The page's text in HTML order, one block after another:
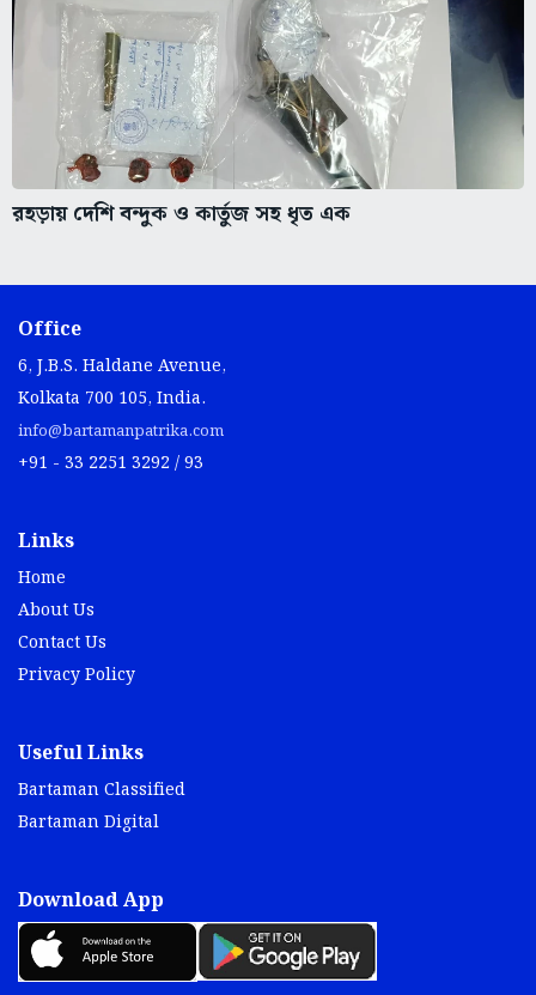
রহড়ায় দেশি বন্দুক ও কার্তুজ সহ ধৃত এক
Office
6, J.B.S. Haldane Avenue,
Kolkata 700 105, India.
info@bartamanpatrika.com
+91 - 33 2251 3292 / 93
Links
Home
About Us
Contact Us
Privacy Policy
Useful Links
Bartaman Classified
Bartaman Digital
Download App